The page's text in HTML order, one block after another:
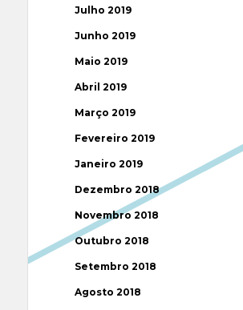
Julho 2019
Junho 2019
Maio 2019
Abril 2019
Março 2019
Fevereiro 2019
Janeiro 2019
Dezembro 2018
Novembro 2018
Outubro 2018
Setembro 2018
Agosto 2018